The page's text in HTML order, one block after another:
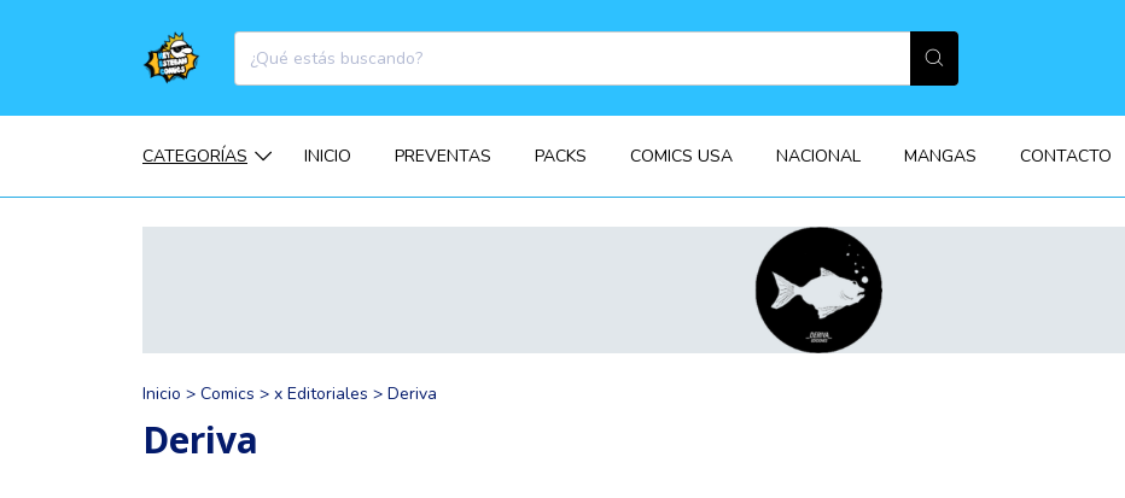
CATEGORÍAS INICIO PREVENTAS PACKS COMICS USA NACIONAL MANGAS CONTACTO
Inicio > Comics > x Editoriales > Deriva
Deriva